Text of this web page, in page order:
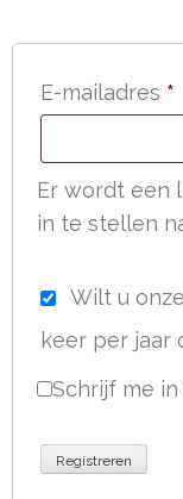
E-mailadres *
Er wordt een
in te stellen
Wilt u
keer per jaar
Schrijf me
Registreren